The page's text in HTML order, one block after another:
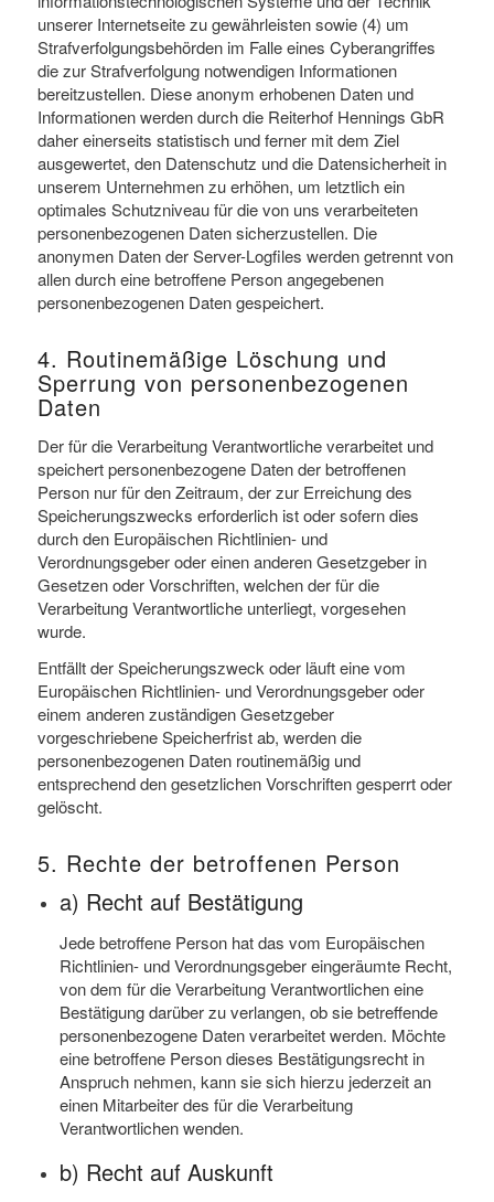
unserer Internetseite zu gewährleisten sowie (4) um
Strafverfolgungsbehörden im Falle eines Cyberangriffes
die zur Strafverfolgung notwendigen Informationen
bereitzustellen. Diese anonym erhobenen Daten und
Informationen werden durch die Reiterhof Hennings GbR
daher einerseits statistisch und ferner mit dem Ziel
ausgewertet, den Datenschutz und die Datensicherheit in
unserem Unternehmen zu erhöhen, um letztlich ein
optimales Schutzniveau für die von uns verarbeiteten
personenbezogenen Daten sicherzustellen. Die
anonymen Daten der Server-Logfiles werden getrennt von
allen durch eine betroffene Person angegebenen
personenbezogenen Daten gespeichert.
4. Routinemäßige Löschung und
Sperrung von personenbezogenen
Daten
Der für die Verarbeitung Verantwortliche verarbeitet und
speichert personenbezogene Daten der betroffenen
Person nur für den Zeitraum, der zur Erreichung des
Speicherungszwecks erforderlich ist oder sofern dies
durch den Europäischen Richtlinien- und
Verordnungsgeber oder einen anderen Gesetzgeber in
Gesetzen oder Vorschriften, welchen der für die
Verarbeitung Verantwortliche unterliegt, vorgesehen
wurde.
Entfällt der Speicherungszweck oder läuft eine vom
Europäischen Richtlinien- und Verordnungsgeber oder
einem anderen zuständigen Gesetzgeber
vorgeschriebene Speicherfrist ab, werden die
personenbezogenen Daten routinemäßig und
entsprechend den gesetzlichen Vorschriften gesperrt oder
gelöscht.
5. Rechte der betroffenen Person
a) Recht auf Bestätigung
Jede betroffene Person hat das vom Europäischen
Richtlinien- und Verordnungsgeber eingeräumte Recht,
von dem für die Verarbeitung Verantwortlichen eine
Bestätigung darüber zu verlangen, ob sie betreffende
personenbezogene Daten verarbeitet werden. Möchte
eine betroffene Person dieses Bestätigungsrecht in
Anspruch nehmen, kann sie sich hierzu jederzeit an
einen Mitarbeiter des für die Verarbeitung
Verantwortlichen wenden.
b) Recht auf Auskunft